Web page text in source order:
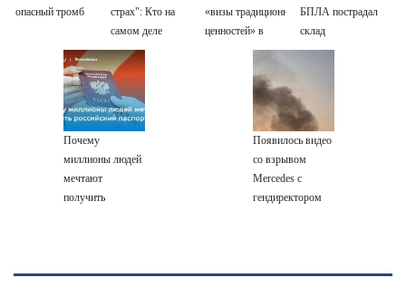
опасный тромб
страх": Кто на
самом деле
виноват в смерти
ученого Зезина,
остановившего
мальчишек на
поле с горохом
«визы традиционных
ценностей» в
посольстве РФ
БПЛА пострадал
склад
Вайлдберриз и
и городов
Тверской области
сегодня -
Afanasy.biz –
Тверские
новости. Новости
Почему
миллионы людей
мечтают
получить
Появилось видео
со взрывом
Mercedes с
гендиректором